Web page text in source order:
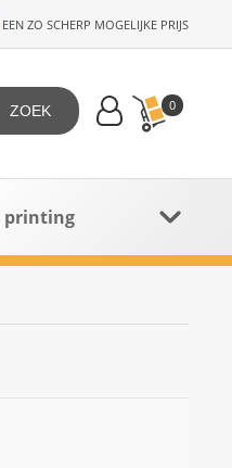
EEN ZO SCHERP MOGELIJKE PRIJS
0
ZOEK
printing